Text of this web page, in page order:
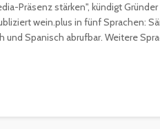
Präsenz stärken", kündigt Gründer
wein.plus in fünf Sprachen:
und Spanisch abrufbar. Weitere
Geheimnisse
Sterneköche: